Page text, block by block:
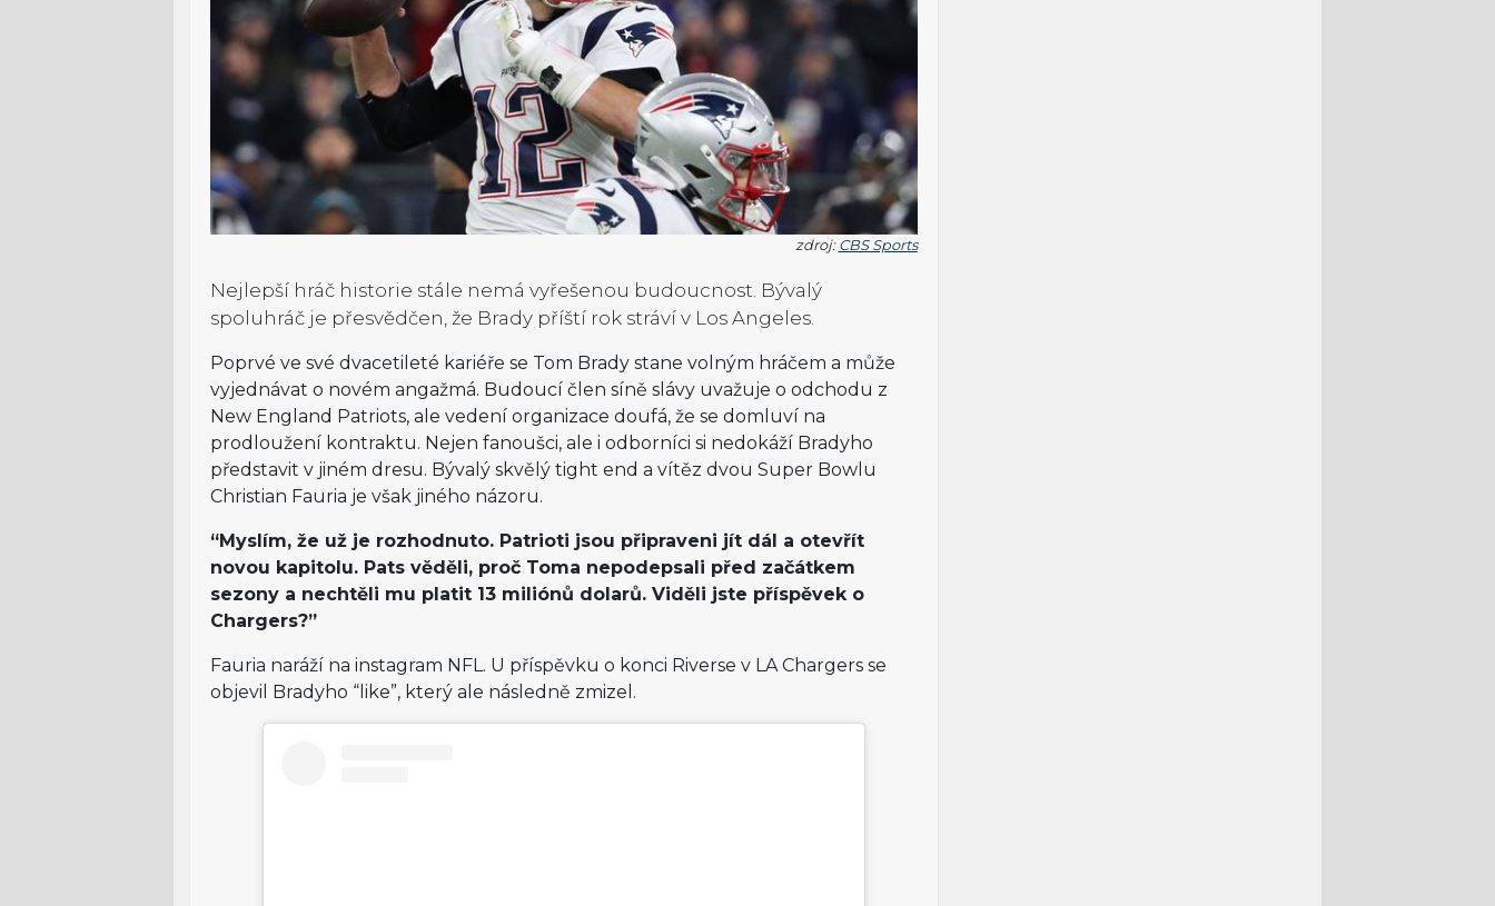
zdroj: CBS Sports
Nejlepší hráč historie stále nemá vyřešenou budoucnost. Bývalý
spoluhráč je přesvědčen, že Brady příští rok stráví v Los Angeles.
Poprvé ve své dvacetileté kariéře se Tom Brady stane volným hráčem a může
vyjednávat o novém angažmá. Budoucí člen síně slávy uvažuje o odchodu z
New England Patriots, ale vedení organizace doufá, že se domluví na
prodloužení kontraktu. Nejen fanoušci, ale i odborníci si nedokáží Bradyho
představit v jiném dresu. Bývalý skvělý tight end a vítěz dvou Super Bowlu
Christian Fauria je však jiného názoru.
“Myslím, že už je rozhodnuto. Patrioti jsou připraveni jít dál a otevřít
novou kapitolu. Pats věděli, proč Toma nepodepsali před začátkem
sezony a nechtěli mu platit 13 miliónů dolarů. Viděli jste příspěvek o
Chargers?”
Fauria naráží na instagram NFL. U příspěvku o konci Riverse v LA Chargers se
objevil Bradyho “like”, který ale následně zmizel.